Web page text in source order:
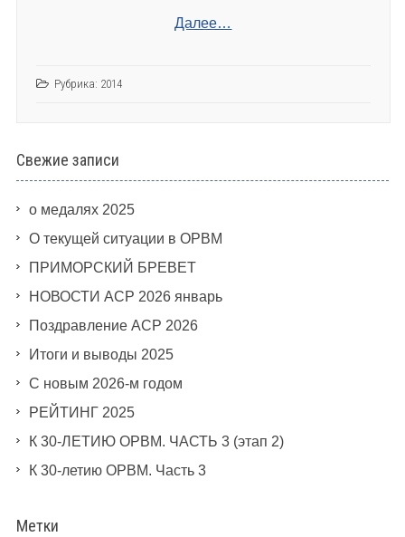
Далее…
Рубрика: 2014
Свежие записи
о медалях 2025
О текущей ситуации в ОРВМ
ПРИМОРСКИЙ БРЕВЕТ
НОВОСТИ АСР 2026 январь
Поздравление АСР 2026
Итоги и выводы 2025
С новым 2026-м годом
РЕЙТИНГ 2025
К 30-ЛЕТИЮ ОРВМ. ЧАСТЬ 3 (этап 2)
К 30-летию ОРВМ. Часть 3
Метки